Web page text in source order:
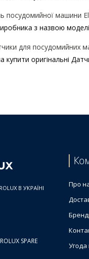
посудомийної машини
з назвою
для посудомийних
оригінальні
потоку
потоку
В УКРАЇНІ
SPARE
Про
Угода